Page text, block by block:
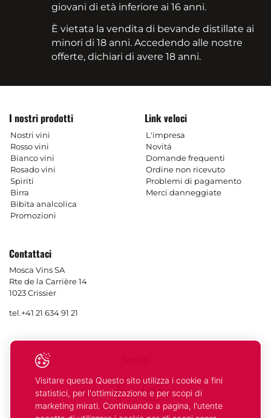
giovani di età inferiore ai 16 anni.
È vietata la vendita di bevande distillate ai
minori di 18 anni. Accedendo alle nostre
offerte, dichiari di avere 18 anni.
I nostri prodotti
Nostri vini
Rosso vini
Bianco vini
Rosado vini
Spiriti
Birra
Bibita analcolica
Promozioni
Link veloci
L'impresa
Novitá
Domande frequenti
Ordine non ricevuto
Problemi di pagamento
Merci danneggiate
Contattaci
Mosca Vins SA
Rte de la Carrière 14
1023 Crissier
tel.+41 21 634 91 21
Facebook
Instagram
Visitare questa Questo sito utilizza i cookie a fini
statistici, per l'ottimizzazione e per scopi di
marketing mirati. Continuando a pagina, l'utente